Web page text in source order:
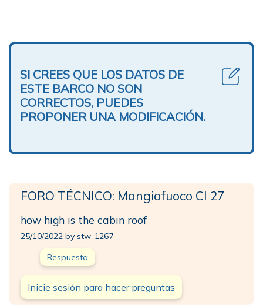
SI CREES QUE LOS DATOS DE
ESTE BARCO NO SON
CORRECTOS, PUEDES
PROPONER UNA MODIFICACIÓN.
FORO TÉCNICO: Mangiafuoco CI 27
how high is the cabin roof
25/10/2022 by stw-1267
Respuesta
Inicie sesión para hacer preguntas